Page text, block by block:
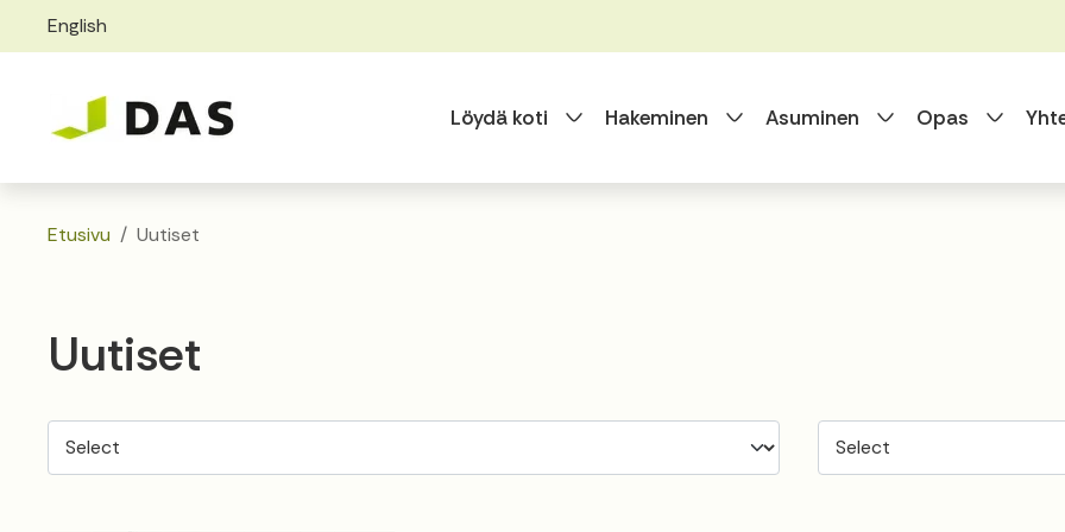
Skip to main content
English
Löydä koti Vaihda alasvetovalikkoa
Hakeminen Vaihda alasvetovalikkoa
Asuminen Vaihda
Opas
Etusivu Uutiset
Uutiset